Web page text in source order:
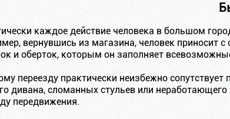
каждое действие человека в большом
вернувшись из магазина, человек приносит
и оберток, которым он заполняет
переезду практически неизбежно
дивана, сломанных стульев или
передвижения.